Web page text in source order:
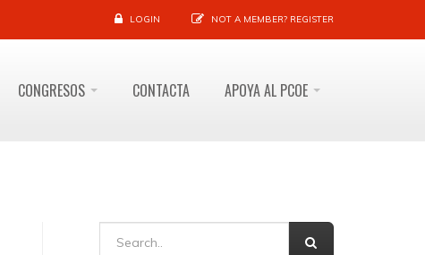
LOGIN NOT A MEMBER? REGISTER
CONGRESOS CONTACTA APOYA AL PCOE